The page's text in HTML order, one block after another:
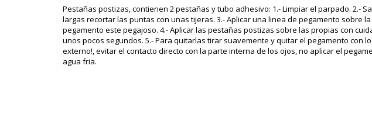
Pestañas postizas, contienen 2 pestañas y tubo adhesivo: 1.- Limpiar el parpado. 2.-
largas recortar las puntas con unas tijeras. 3.- Aplicar una linea de pegamento sobre
pegamento este pegajoso. 4.- Aplicar las pestañas postizas sobre las propias con
unos pocos segundos. 5.- Para quitarlas tirar suavemente y quitar el pegamento con
externo!, evitar el contacto directo con la parte interna de los ojos, no aplicar el
agua fria.